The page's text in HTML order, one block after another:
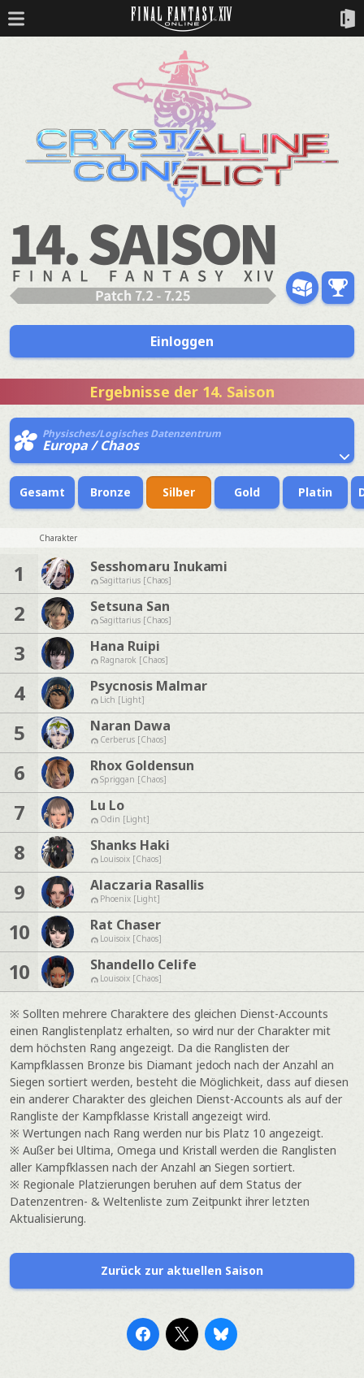
Einloggen
Ergebnisse der 14. Saison
Physisches/Logisches Datenzentrum
Europa / Chaos
Gesamt Bronze Silber Gold Platin
Charakter
1 Sesshomaru Inukami
Sagittarius [Chaos]
2 Setsuna San
Sagittarius [Chaos]
3 Hana Ruipi
Ragnarok [Chaos]
4 Psycnosis Malmar
Lich [Light]
5 Naran Dawa
Cerberus [Chaos]
6 Rhox Goldensun
Spriggan [Chaos]
7 Lu Lo
Odin [Light]
8 Shanks Haki
Louisoix [Chaos]
9 Alaczaria Rasallis
Phoenix [Light]
10 Rat Chaser
Louisoix [Chaos]
10 Shandello Celife
Louisoix [Chaos]
※ Sollten mehrere Charaktere des gleichen Dienst-Accounts
einen Ranglistenplatz erhalten, so wird nur der Charakter mit
dem höchsten Rang angezeigt. Da die Ranglisten der
Kampfklassen Bronze bis Diamant jedoch nach der Anzahl an
Siegen sortiert werden, besteht die Möglichkeit, dass auf diesen
ein anderer Charakter des gleichen Dienst-Accounts als auf der
Rangliste der Kampfklasse Kristall angezeigt wird.
※ Wertungen nach Rang werden nur bis Platz 10 angezeigt.
※ Außer bei Ultima, Omega und Kristall werden die Ranglisten
aller Kampfklassen nach der Anzahl an Siegen sortiert.
※ Regionale Platzierungen beruhen auf dem Status der
Datenzentren- & Weltenliste zum Zeitpunkt ihrer letzten
Aktualisierung.
Zurück zur aktuellen Saison